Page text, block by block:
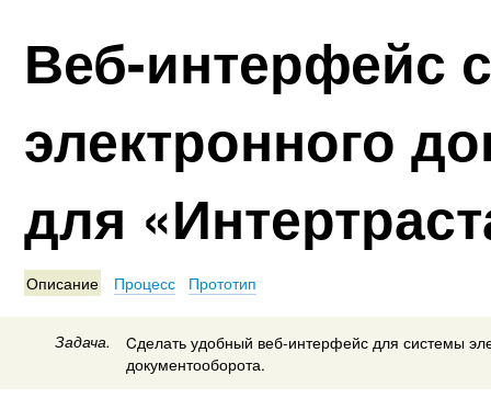
Веб-интерфейс
электронного
для
Описание Процесс Прототип
Задача.
Cделать удобный веб-интерфейс для системы
документооборота.